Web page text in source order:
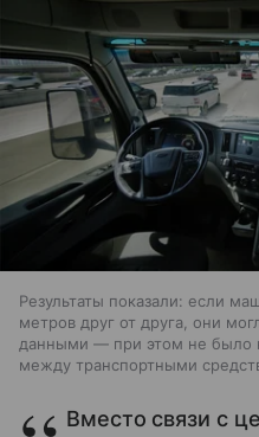
Результаты показали: если
метров друг от друга, они
данными — при этом не было
между транспортными
Вместо связи с